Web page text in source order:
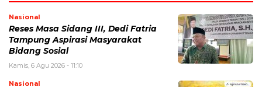
Nasional
Reses Masa Sidang III, Dedi Fatria
Tampung Aspirasi Masyarakat
Bidang Sosial
Kamis, 6 Agu 2026 - 11:10
Nasional